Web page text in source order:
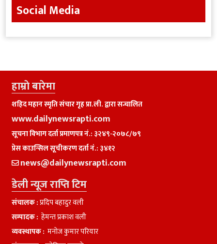
Social Media
हाम्राे बारेमा
शहिद महान स्मृति संचार गृह प्रा.ली. द्वारा सन्चालित
www.dailynewsrapti.com
सूचना विभाग दर्ता प्रमाणपत्र नं.: ३२४९-२०७८/७९
प्रेस काउन्सिल सूचीकरण दर्ता नं.: ३४१२
news@dailynewsrapti.com
डेली न्यूज राप्ति टिम
संचालक :प्रदिप बहादुर वली
सम्पादक : हेमन्त प्रकाश वली
व्यवस्थापक : मनाेज कुमार परियार